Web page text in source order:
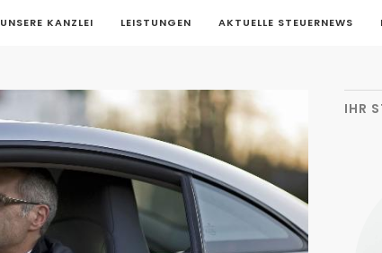
UNSERE KANZLEI LEISTUNGEN AKTUELLE STEUERNEWS
IHR